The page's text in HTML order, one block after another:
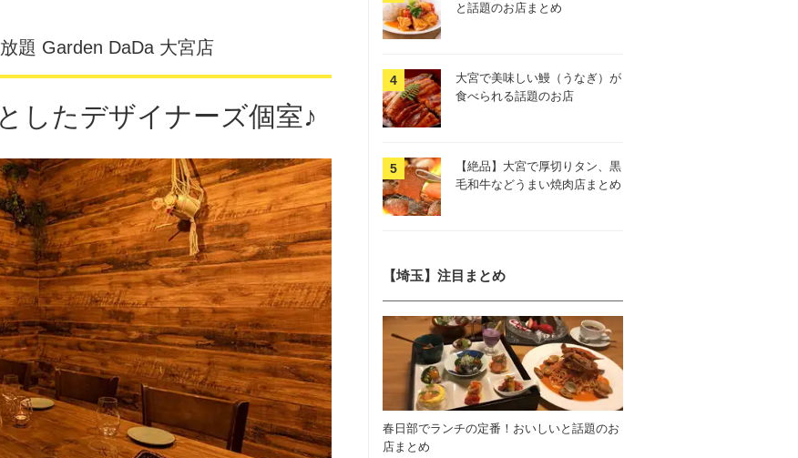
題 Garden DaDa 大宮店
したデザイナーズ個室♪
と話題のお店まとめ
大宮で美味しい鰻（うなぎ）が
食べられる話題のお店
【絶品】大宮で厚切りタン、黒
毛和牛などうまい焼肉店まとめ
【埼玉】注目まとめ
春日部でランチの定番！おいしいと話題のお
店まとめ